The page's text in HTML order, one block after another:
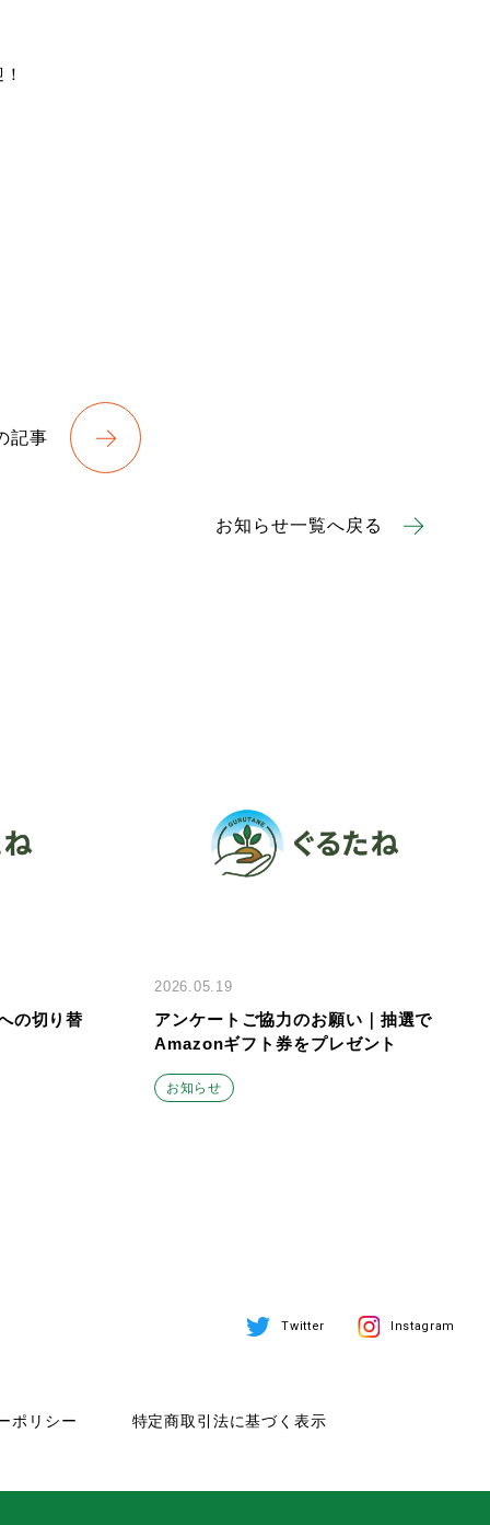
記事
お知らせ一覧へ戻る
の切り替
2026.05.19
アンケートご協力のお願い｜抽選で
Amazonギフト券をプレゼント
お知らせ
Twitter Instagram
ポリシー 特定商取引法に基づく表示